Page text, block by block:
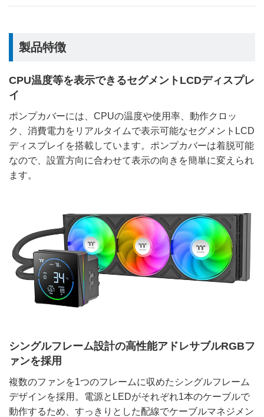
製品特徴
CPU温度等を表示できるセグメントLCDディスプレ
イ
ポンプカバーには、CPUの温度や使用率、動作クロッ
ク、消費電力をリアルタイムで表示可能なセグメントLCD
ディスプレイを搭載しています。ポンプカバーは着脱可能
なので、設置方向に合わせて表示の向きを簡単に変えられ
ます。
シングルフレーム設計の高性能アドレサブルRGBフ
ァンを採用
複数のファンを1つのフレームに収めたシングルフレーム
デザインを採用。電源とLEDがそれぞれ1本のケーブルで
動作するため、すっきりとした配線でケーブルマネジメン